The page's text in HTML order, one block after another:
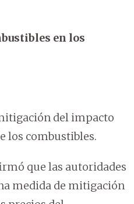
en los
del impacto
los combustibles.
que las autoridades
medida de mitigación